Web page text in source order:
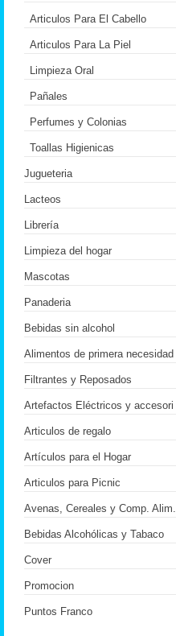
Articulos Para El Cabello
Articulos Para La Piel
Limpieza Oral
Pañales
Perfumes y Colonias
Toallas Higienicas
Jugueteria
Lacteos
Librería
Limpieza del hogar
Mascotas
Panaderia
Bebidas sin alcohol
Alimentos de primera necesidad
Filtrantes y Reposados
Artefactos Eléctricos y accesori
Articulos de regalo
Artículos para el Hogar
Articulos para Picnic
Avenas, Cereales y Comp. Alim.
Bebidas Alcohólicas y Tabaco
Cover
Promocion
Puntos Franco